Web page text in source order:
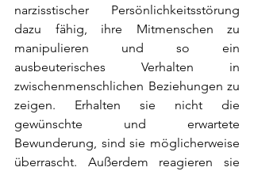
narzisstischer Persönlichkeitsstörung
dazu fähig, ihre Mitmenschen zu
manipulieren und so ein
ausbeuterisches Verhalten in
zwischenmenschlichen Beziehungen zu
zeigen. Erhalten sie nicht die
gewünschte und erwartete
Bewunderung, sind sie möglicherweise
überrascht. Außerdem reagieren sie